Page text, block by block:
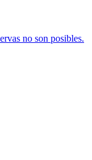
no son posibles.